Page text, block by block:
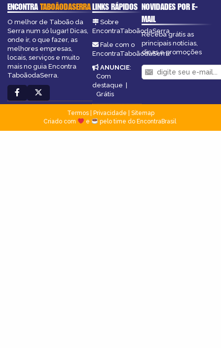
ENCONTRATABOÃODASERRA
O melhor de Taboão da
Serra num só lugar! Dicas,
onde ir, o que fazer, as
melhores empresas,
locais, serviços e muito
mais no guia Encontra
TaboãodaSerra.
LINKS RÁPIDOS
Sobre
EncontraTaboãodaSerra
Fale com o
EncontraTaboãodaSerra
ANUNCIE:
Com
destaque
Grátis
NOVIDADES POR E-
MAIL
Receba grátis as
principais notícias,
dicas e promoções
Termos| Privacidade
Sitemap
Criado com
e pelo time do EncontraBrasil